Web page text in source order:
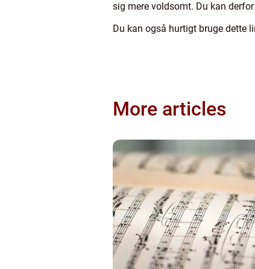
sig mere voldsomt. Du kan
Du kan også hurtigt bruge dette
More articles